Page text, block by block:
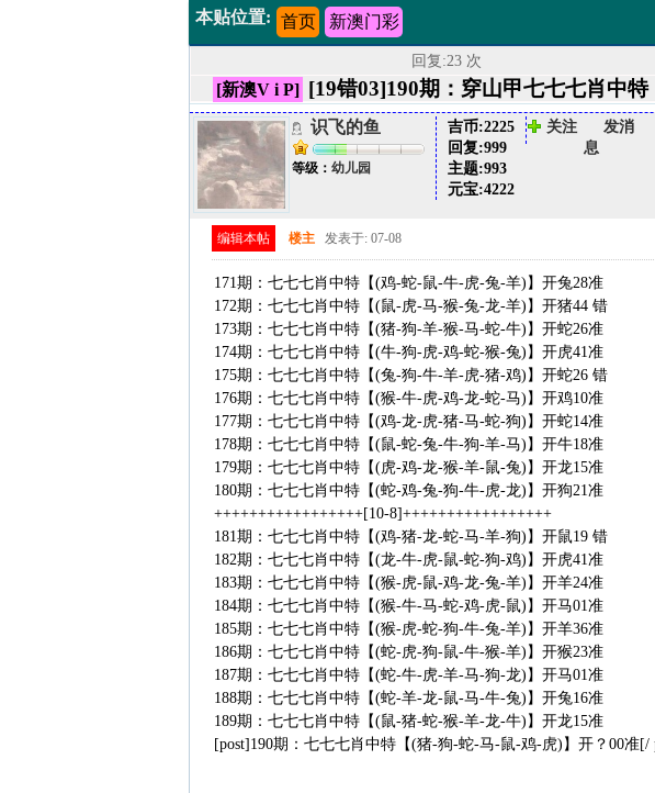
本贴位置: 首页 新澳门彩
回复:23 次
[新澳V i P] [19错03]190期：穿山甲七七七肖中
识飞的鱼
等级： 幼儿园
吉币:2225
回复:999
主题:993
元宝:4222
关注
发消
息
编辑本帖 楼主 发表于: 07-08
171期：七七七肖中特【(鸡-蛇-鼠-牛-虎-兔-羊)】开兔28准
172期：七七七肖中特【(鼠-虎-马-猴-兔-龙-羊)】开猪44 错
173期：七七七肖中特【(猪-狗-羊-猴-马-蛇-牛)】开蛇26准
174期：七七七肖中特【(牛-狗-虎-鸡-蛇-猴-兔)】开虎41准
175期：七七七肖中特【(兔-狗-牛-羊-虎-猪-鸡)】开蛇26 错
176期：七七七肖中特【(猴-牛-虎-鸡-龙-蛇-马)】开鸡10准
177期：七七七肖中特【(鸡-龙-虎-猪-马-蛇-狗)】开蛇14准
178期：七七七肖中特【(鼠-蛇-兔-牛-狗-羊-马)】开牛18准
179期：七七七肖中特【(虎-鸡-龙-猴-羊-鼠-兔)】开龙15准
180期：七七七肖中特【(蛇-鸡-兔-狗-牛-虎-龙)】开狗21准
+++++++++++++++++[10-8]+++++++++++++++++
181期：七七七肖中特【(鸡-猪-龙-蛇-马-羊-狗)】开鼠19 错
182期：七七七肖中特【(龙-牛-虎-鼠-蛇-狗-鸡)】开虎41准
183期：七七七肖中特【(猴-虎-鼠-鸡-龙-兔-羊)】开羊24准
184期：七七七肖中特【(猴-牛-马-蛇-鸡-虎-鼠)】开马01准
185期：七七七肖中特【(猴-虎-蛇-狗-牛-兔-羊)】开羊36准
186期：七七七肖中特【(蛇-虎-狗-鼠-牛-猴-羊)】开猴23准
187期：七七七肖中特【(蛇-牛-虎-羊-马-狗-龙)】开马01准
188期：七七七肖中特【(蛇-羊-龙-鼠-马-牛-兔)】开兔16准
189期：七七七肖中特【(鼠-猪-蛇-猴-羊-龙-牛)】开龙15准
[post]190期：七七七肖中特【(猪-狗-蛇-马-鼠-鸡-虎)】开？00准[/